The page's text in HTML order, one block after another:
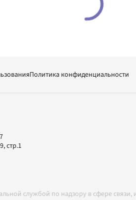
Политика конфиденциальности
стр.1
службой по надзору в сфере